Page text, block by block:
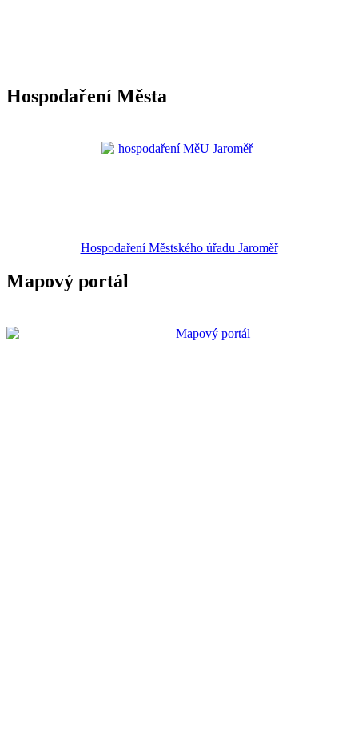
Hospodaření Města
Hospodaření Městského úřadu Jaroměř
Mapový portál